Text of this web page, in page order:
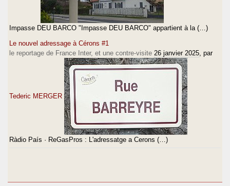
Impasse DEU BARCO "Impasse DEU BARCO" appartient à la (…)
Le nouvel adressage à Cérons #1
le reportage de France Inter, et une contre-visite 26 janvier 2025 , par
Tederic MERGER
Ràdio País · ReGasPros : L'adressatge a Cerons (…)